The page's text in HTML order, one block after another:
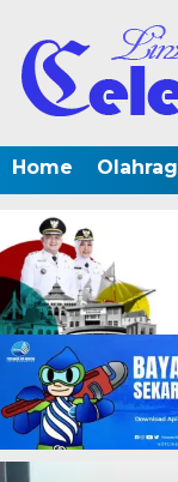
Home